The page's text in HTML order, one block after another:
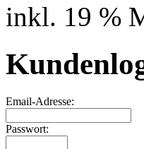
inkl. 19 %
Email-Adresse:
Passwort: